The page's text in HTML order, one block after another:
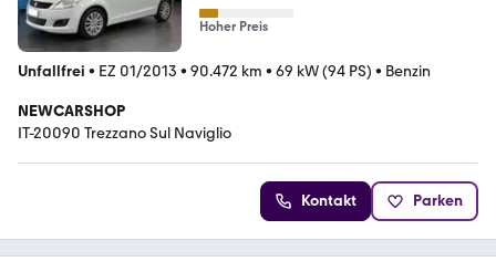
Hoher Preis
Unfallfrei • EZ 01/2013 • 90.472 km • 69 kW (94 PS) • Benzin
NEWCARSHOP
IT-20090 Trezzano Sul Naviglio
Kontakt Parken